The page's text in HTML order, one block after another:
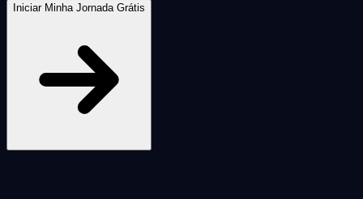
Iniciar Minha Jornada Grátis